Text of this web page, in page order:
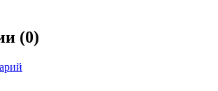
(0)